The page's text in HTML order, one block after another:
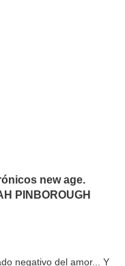
new age.
PINBOROUGH
negativo del amor... Y